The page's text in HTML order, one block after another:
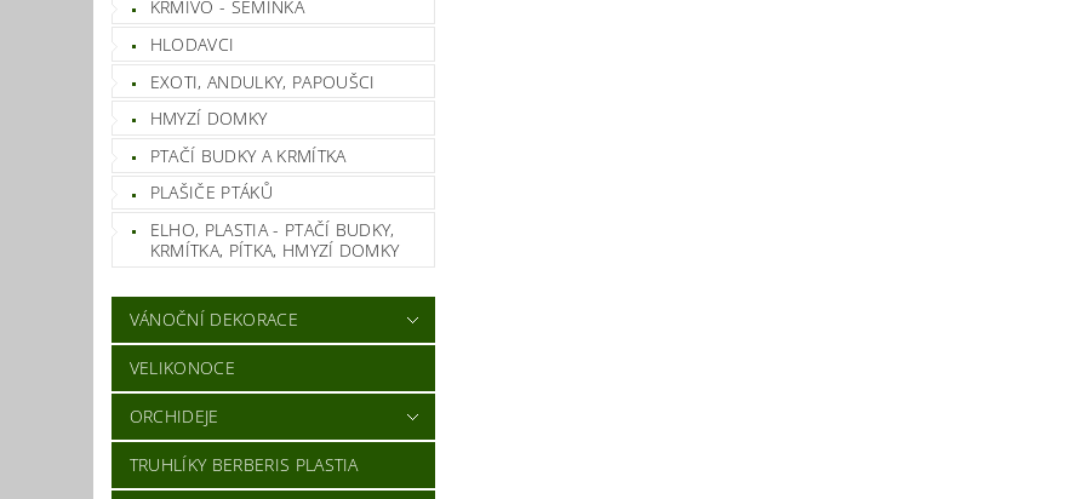
KRMIVO - SEMÍNKA
HLODAVCI
EXOTI, ANDULKY, PAPOUŠCI
HMYZÍ DOMKY
PTAČÍ BUDKY A KRMÍTKA
PLAŠIČE PTÁKŮ
ELHO, PLASTIA - PTAČÍ BUDKY,
KRMÍTKA, PÍTKA, HMYZÍ DOMKY
VÁNOČNÍ DEKORACE
VELIKONOCE
ORCHIDEJE
TRUHLÍKY BERBERIS PLASTIA